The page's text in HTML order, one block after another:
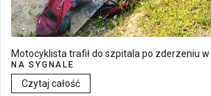
Motocyklista trafił do szpitala po zderzeniu w
NA SYGNALE
Czytaj całość